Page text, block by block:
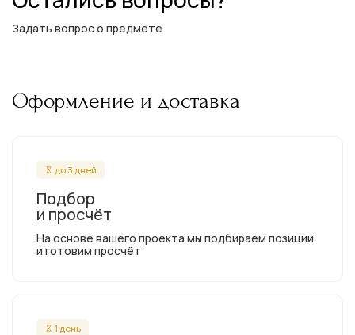
Задать вопрос о предмете
Оформление и доставка
до 3 дней
Подбор
и просчёт
На основе вашего проекта мы подбираем позиции
и готовим просчёт
1 день